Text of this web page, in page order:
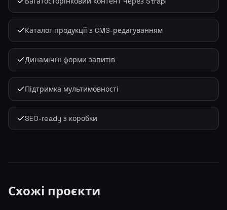
Каталог продукції з CMS-редагуванням
Динамічні форми запитів
Підтримка мультимовності
SEO-ready з коробки
Схожі проєкти